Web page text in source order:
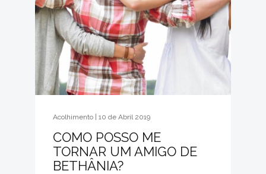
Acolhimento | 10 de Abril 2019
COMO POSSO ME
TORNAR UM AMIGO DE
BETHÂNIA?